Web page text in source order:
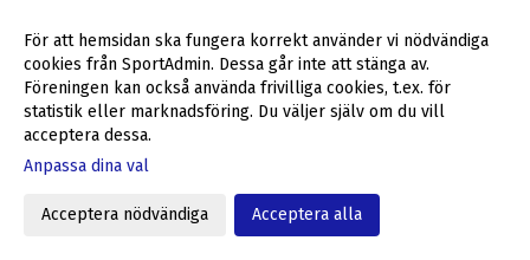
Ulf Jansson om återkomsten till Kvarnby IK 2019-10-05 09:00
Stöd Kvarnby IK när du handlar på Flügger Färg 2019-10-04 12:29
Välkommen tillbaka till Kvarnby IK, Ulf Jansson! 2019-10-04 09:30
Grymt helgerbjudande till alla i Kvarnby IK
Min Fotboll - den nya appen i svensk fotboll
För att hemsidan ska fungera korrekt använder vi nödvändiga
cookies från SportAdmin. Dessa går inte att stänga av.
Föreningen kan också använda frivilliga cookies, t.ex. för
statistik eller marknadsföring. Du väljer själv om du vill
acceptera dessa.
Anpassa dina val
Acceptera nödvändiga Acceptera alla